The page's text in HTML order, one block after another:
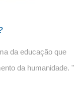
da educação que
da humanidade. "